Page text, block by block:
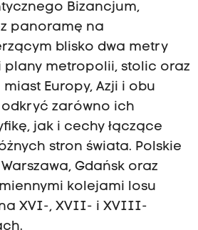
Bizancjum,
panoramę na
blisko dwa metry
plany metropolii, stolic oraz
Europy, Azji i obu
zarówno ich
jak i cechy łączące
stron świata. Polskie
Gdańsk oraz
kolejami losu
na XVI-, XVII- i XVIII-